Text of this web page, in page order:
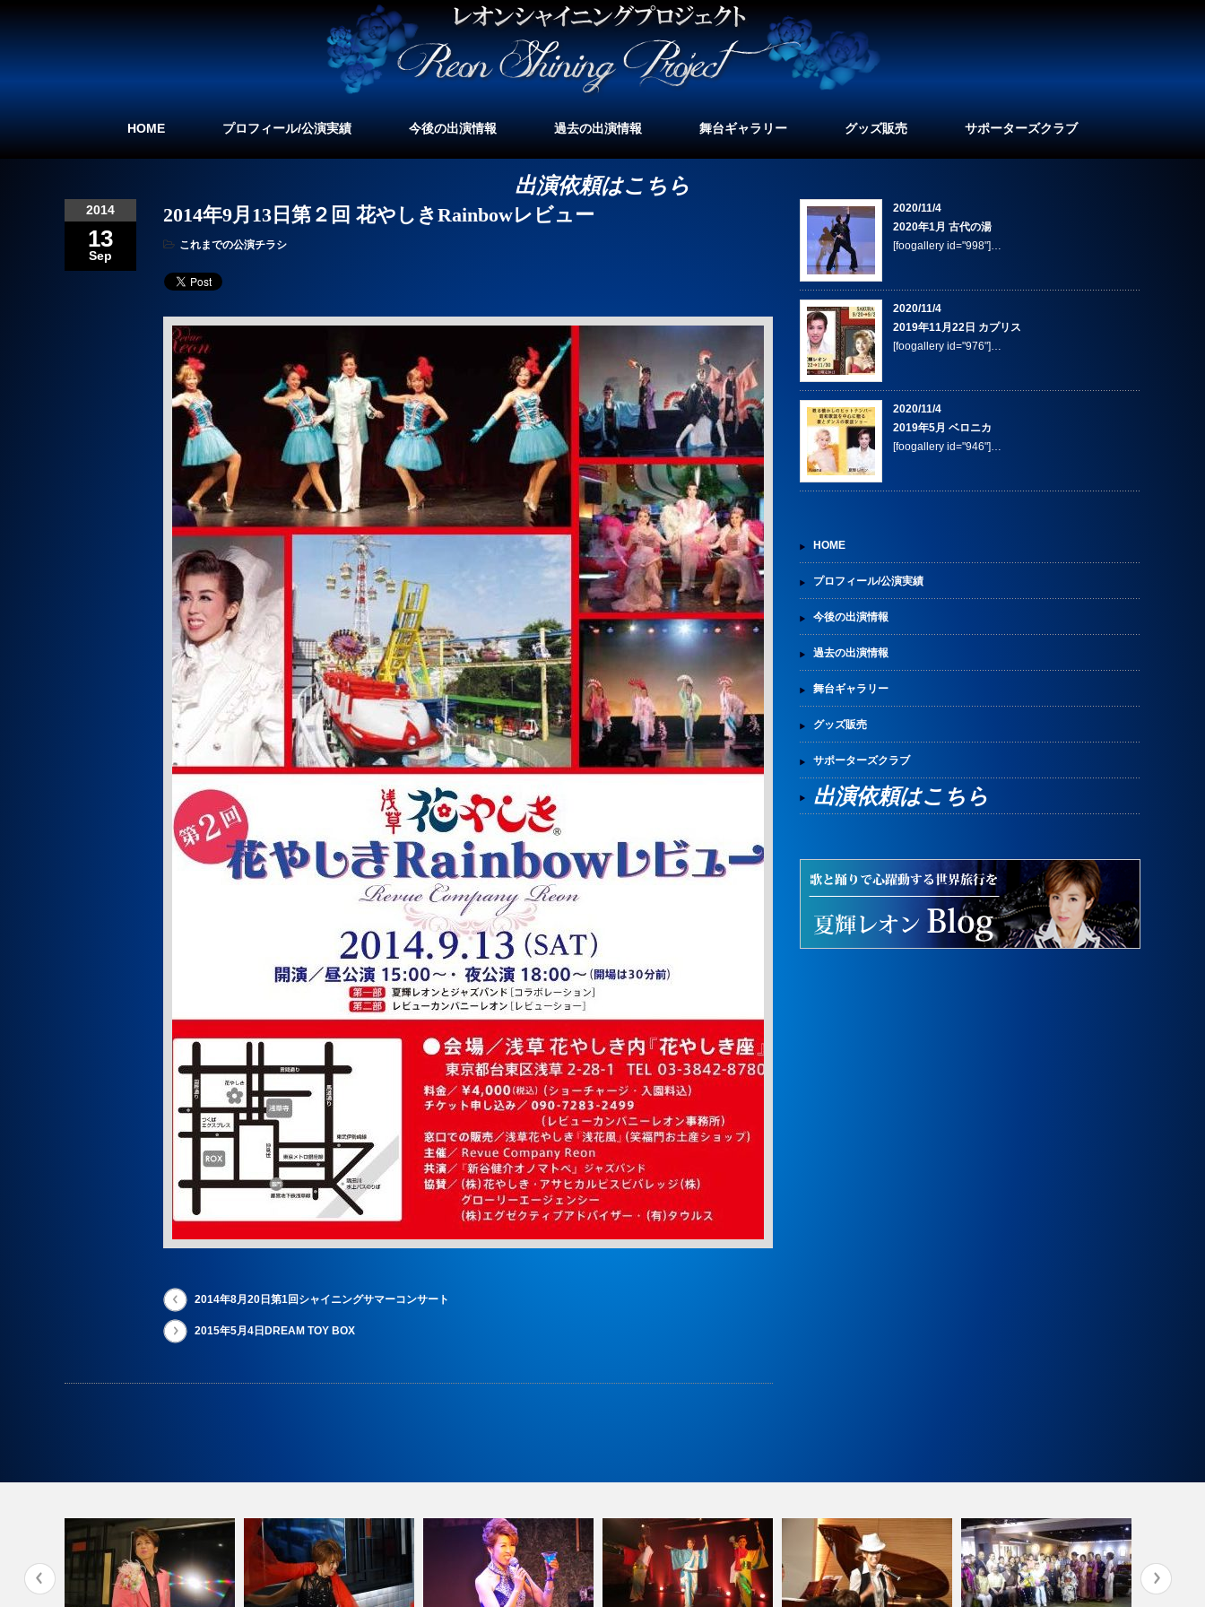
HOME プロフィール/公演実績 今後の出演情報 過去の出演情報 舞台ギャラリー グッズ販売 サポーターズクラブ
出演依頼はこちら
2014
13
Sep
2014年9月13日第２回 花やしきRainbowレビュー
これまでの公演チラシ
2014年8月20日第1回シャイニングサマーコンサート
2015年5月4日DREAM TOY BOX
2020/11/4
2020年1月 古代の湯
[foogallery id="998"]…
2020/11/4
2019年11月22日 カプリス
[foogallery id="976"]…
2020/11/4
2019年5月 ベロニカ
[foogallery id="946"]…
HOME
プロフィール/公演実績
今後の出演情報
過去の出演情報
舞台ギャラリー
グッズ販売
サポーターズクラブ
出演依頼はこちら